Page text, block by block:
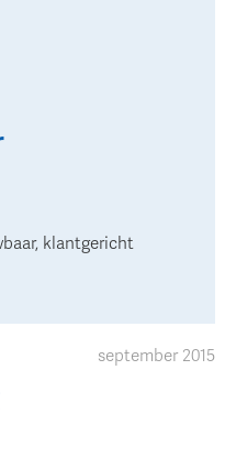
klantgericht
september 2015